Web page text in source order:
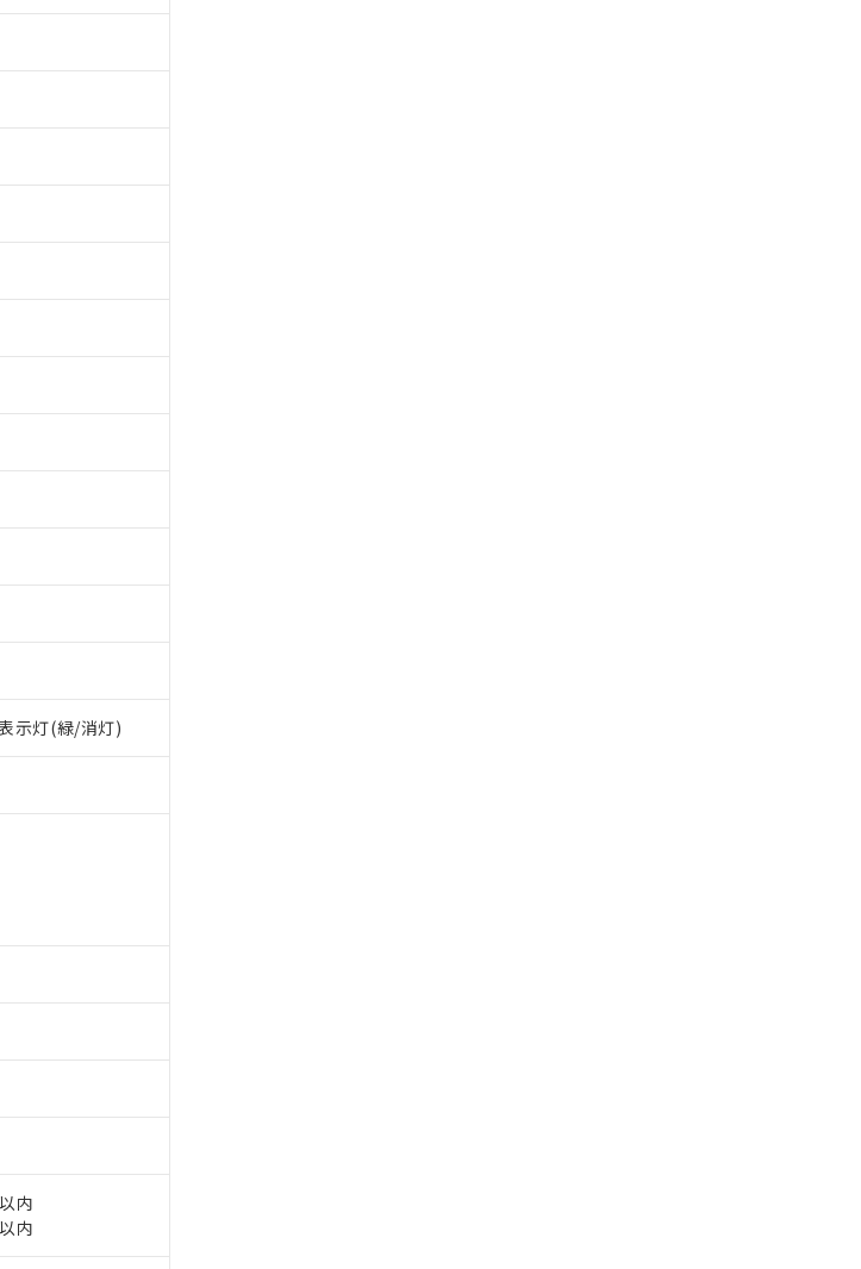
示灯(緑/消灯)
内
内
ください。
ービスの対象外となる商品もあることをご了承ください。
している更新日時点での社内データに基づき作成されるも
よび標準価格とは異なる場合があることをご了承くださ
お取引先、またはお客様担当のオムロン制御機器販売店・
「
）をご利用いただくには、I-Webメンバーズにご登録され
れた部品リストについて、当社および当社の共同利用者
との取引・商談に必要な範囲で利用することをご了承くだ
に対応した製品が提供可能な商品です。
対応した製品に切り替える予定のある商品です。
に非対応の商品で、対応品を出す予定はありません。
のが、含有品と判明した場合などやむを得ず変更すること
以下
値以下であることを示します。
を超えていることを示します。
100ppm、
: 1000ppm、 PBDEs(ポリ臭化ジフェニルエーテル類) : 1000ppm、
チル) : 1000ppm、 BBP(フタル酸ブチルベンジル) : 1000ppm、
下であることを示します。
せください。
砕するなど、違法に輸出されないよう必要な手段を講じ
学兵器、生物兵器またはその他武器並びにこれらの製造装
は、上記1、2および3の内容を当該第三者に通知します。
係者が違法に輸出するおそれがある場合は、取り引きをい
お客様のお取引先、またはお客様担当のオムロン制御
さい)
公開していない機種